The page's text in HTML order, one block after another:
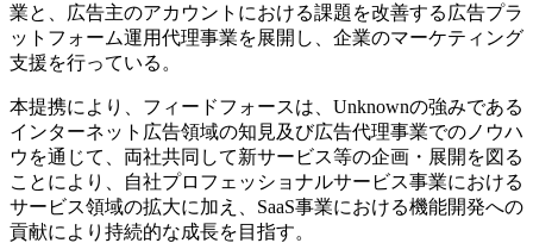
業と、広告主のアカウントにおける課題を改善する広告プラ
ットフォーム運用代理事業を展開し、企業のマーケティング
支援を行っている。
本提携により、フィードフォースは、Unknownの強みである
インターネット広告領域の知見及び広告代理事業でのノウハ
ウを通じて、両社共同して新サービス等の企画・展開を図る
ことにより、自社プロフェッショナルサービス事業における
サービス領域の拡大に加え、SaaS事業における機能開発への
貢献により持続的な成長を目指す。